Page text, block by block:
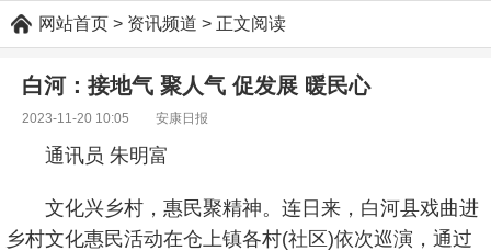
网站首页 > 资讯频道 > 正文阅读
白河：接地气 聚人气 促发展 暖民心
2023-11-20 10:05 安康日报
通讯员 朱明富
文化兴乡村，惠民聚精神。连日来，白河县戏曲进
乡村文化惠民活动在仓上镇各村(社区)依次巡演，通过